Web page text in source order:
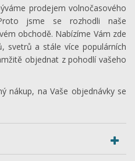
prodejem volnočasového
jsme se rozhodli naše
obchodě. Nabízíme Vám zde
svetrů a stále více populárních
objednat z pohodlí vašeho
nákup, na Vaše objednávky se